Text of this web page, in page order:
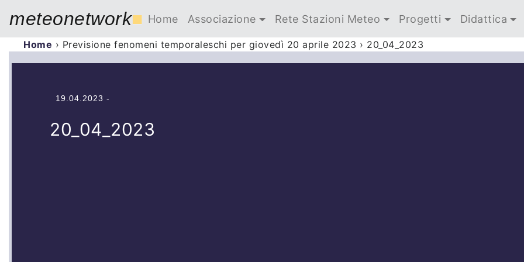
meteonetwork■ Home Associazione Rete Stazioni Meteo Progetti Didattica
Home › Previsione fenomeni temporaleschi per giovedì 20 aprile 2023 › 20_04_2023
19.04.2023 -
20_04_2023